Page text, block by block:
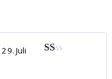
29. Juli